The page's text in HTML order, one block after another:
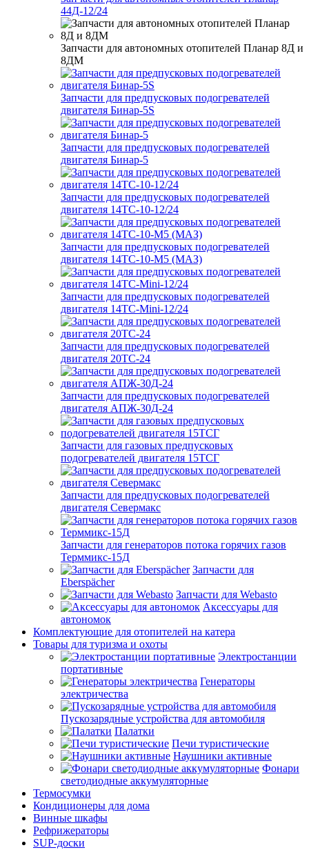
44Д-12/24
Запчасти для автономных отопителей Планар 8Д и
8ДМ
Запчасти для предпусковых подогревателей
двигателя Бинар-5S
Запчасти для предпусковых подогревателей
двигателя Бинар-5
Запчасти для предпусковых подогревателей
двигателя 14ТС-10-12/24
Запчасти для предпусковых подогревателей
двигателя 14ТС-10-М5 (МАЗ)
Запчасти для предпусковых подогревателей
двигателя 14ТС-Mini-12/24
Запчасти для предпусковых подогревателей
двигателя 20ТС-24
Запчасти для предпусковых подогревателей
двигателя АПЖ-30Д-24
Запчасти для газовых предпусковых
подогревателей двигателя 15ТСГ
Запчасти для предпусковых подогревателей
двигателя Севермакс
Запчасти для генераторов потока горячих газов
Терммикс-15Д
Запчасти для
Eberspächer
Запчасти для Webasto
Аксессуары для
автономок
Комплектующие для отопителей на катера
Товары для туризма и охоты
Электростанции
портативные
Генераторы
электричества
Пускозарядные устройства для автомобиля
Палатки
Печи туристические
Наушники активные
Фонари
светодиодные аккумуляторные
Термосумки
Кондиционеры для дома
Винные шкафы
Рефрижераторы
SUP-доски